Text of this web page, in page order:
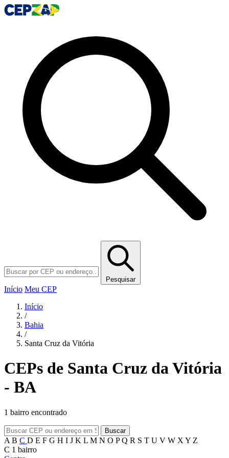
Pesquisar
Início Meu CEP
Início
/
Bahia
/
Santa Cruz da Vitória
CEPs de Santa Cruz da Vitória
- BA
1 bairro encontrado
Buscar
A B C D E F G H I J K L M N O PQ R S T U V W X Y Z
C 1 bairro